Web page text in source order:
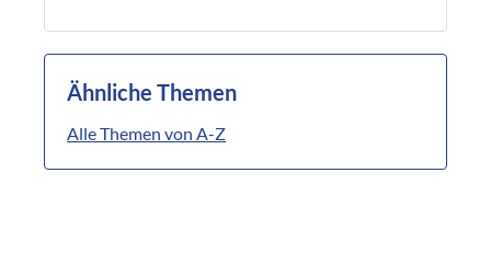
Ähnliche Themen
Alle Themen von A-Z